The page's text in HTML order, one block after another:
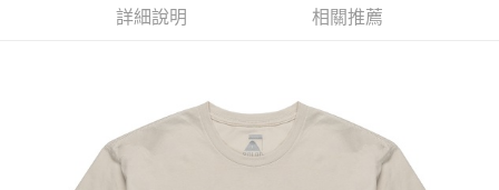
詳細說明 相關推薦